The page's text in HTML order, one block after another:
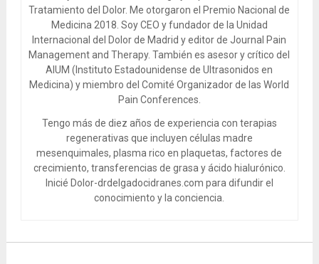
Tratamiento del Dolor. Me otorgaron el Premio Nacional de
Medicina 2018. Soy CEO y fundador de la Unidad
Internacional del Dolor de Madrid y editor de Journal Pain
Management and Therapy. También es asesor y crítico del
AIUM (Instituto Estadounidense de Ultrasonidos en
Medicina) y miembro del Comité Organizador de las World
Pain Conferences.
Tengo más de diez años de experiencia con terapias
regenerativas que incluyen células madre
mesenquimales, plasma rico en plaquetas, factores de
crecimiento, transferencias de grasa y ácido hialurónico.
Inicié Dolor-drdelgadocidranes.com para difundir el
conocimiento y la conciencia.